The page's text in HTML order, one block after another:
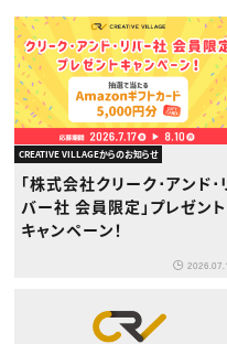
CREATIVE VILLAGEからのお知らせ
「株式会社クリーク･アンド･
バー社 会員限定」プレゼント
キャンペーン！